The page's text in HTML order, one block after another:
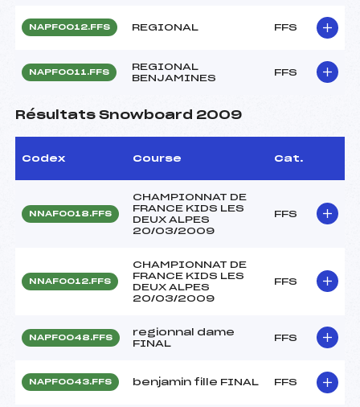
NAPF0012.FFS REGIONAL FFS
NAPF0011.FFS
REGIONAL
BENJAMINES
FFS
Résultats Snowboard 2009
Codex Course Cat.
NNAF0018.FFS
CHAMPIONNAT DE
FRANCE KIDS LES
DEUX ALPES
20/03/2009
FFS
NNAF0012.FFS
CHAMPIONNAT DE
FRANCE KIDS LES
DEUX ALPES
20/03/2009
FFS
NAPF0048.FFS
regionnal dame
FINAL
FFS
NAPF0043.FFS benjamin fille FINAL FFS